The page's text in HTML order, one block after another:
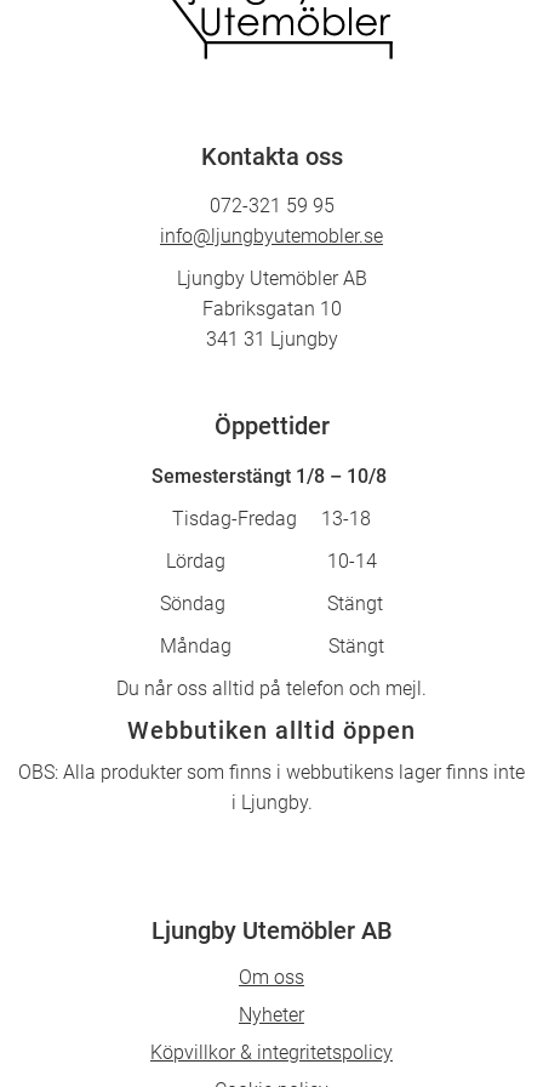
Kontakta oss
072-321 59 95
info@ljungbyutemobler.se
Ljungby Utemöbler AB
Fabriksgatan 10
341 31 Ljungby
Öppettider
Semesterstängt 1/8 – 10/8
Tisdag-Fredag 13-18
Lördag 10-14
Söndag Stängt
Måndag Stängt
Du når oss alltid på telefon och mejl.
Webbutiken alltid öppen
OBS: Alla produkter som finns i webbutikens lager finns inte
i Ljungby.
Ljungby Utemöbler AB
Om oss
Nyheter
Köpvillkor & integritetspolicy